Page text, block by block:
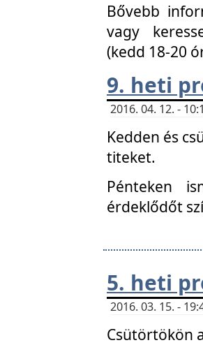
Bővebb
vagy
(kedd 18-20
9. heti
2016. 04. 12. -
Kedden és
titeket.
Pénteken
érdeklődőt
5. heti
2016. 03. 15. -
Csütörtökön